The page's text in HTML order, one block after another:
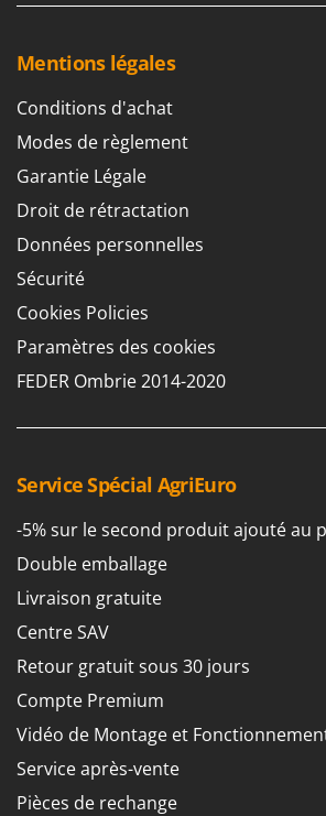
Udor
Unger
V
Verdemax
Volpi
W
Waldner
Weber
WIDU
Wiper EcoRobot
Wortex
Worx
Y Yard Force
Z
Zephir
ZGrills
Zodiac
Zomax
Mentions légales
Conditions d'achat
Modes de règlement
Garantie Légale
Droit de rétractation
Données personnelles
Sécurité
Cookies Policies
Paramètres des cookies
FEDER Ombrie 2014-2020
Service Spécial AgriEuro
-5% sur le second produit ajouté au
Double emballage
Livraison gratuite
Centre SAV
Retour gratuit sous 30 jours
Compte Premium
Vidéo de Montage et
Service après-vente
Pièces de rechange